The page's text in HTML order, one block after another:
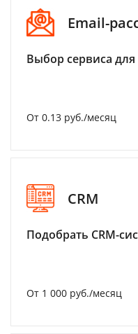
Email-
Выбор сервиса
От 0.13 руб./месяц
CRM
Подобрать CRM-
От 1 000 руб./месяц